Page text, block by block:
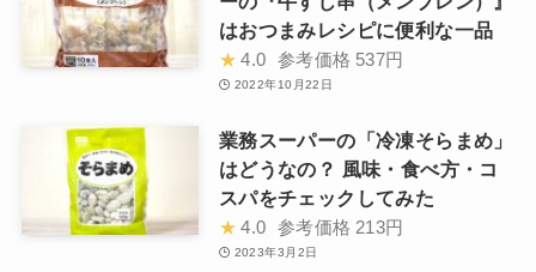
はおつまみレシピに便利な一品
★ 4.0 参考価格 537円
2022年10月22日
業務スーパーの「冷凍そらまめ」
はどうなの？ 風味・食べ方・コ
スパをチェックしてみた
★ 4.0 参考価格 213円
2023年3月2日